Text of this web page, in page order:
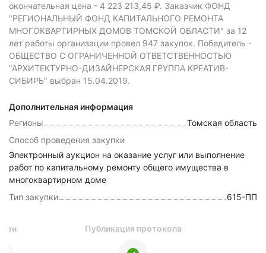
окончательная цена - 4 223 213,45 ₽. Заказчик ФОНД
"РЕГИОНАЛЬНЫЙ ФОНД КАПИТАЛЬНОГО РЕМОНТА
МНОГОКВАРТИРНЫХ ДОМОВ ТОМСКОЙ ОБЛАСТИ" за 12
лет работы организации провел 947 закупок. Победитель -
ОБЩЕСТВО С ОГРАНИЧЕННОЙ ОТВЕТСТВЕННОСТЬЮ
"АРХИТЕКТУРНО-ДИЗАЙНЕРСКАЯ ГРУППА КРЕАТИВ-
СИБИРЬ" выбран 15.04.2019.
Дополнительная информация
Регионы
Томская область
Способ проведения закупки
Электронный аукцион на оказание услуг или выполнение
работ по капитальному ремонту общего имущества в
многоквартирном доме
Тип закупки
615-ПП
Публикация протокола